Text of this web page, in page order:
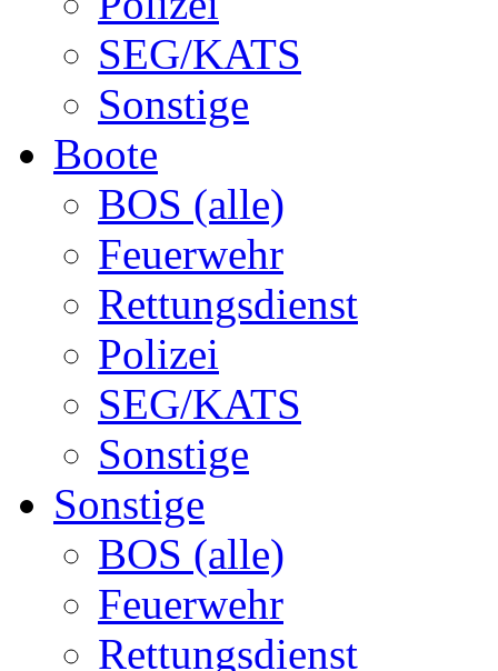
SEG/KATS
Sonstige
Boote
BOS (alle)
Feuerwehr
Rettungsdienst
Polizei
SEG/KATS
Sonstige
Sonstige
BOS (alle)
Feuerwehr
Rettungsdienst